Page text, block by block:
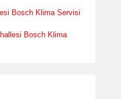
Bosch Klima Servisi
Bosch Klima